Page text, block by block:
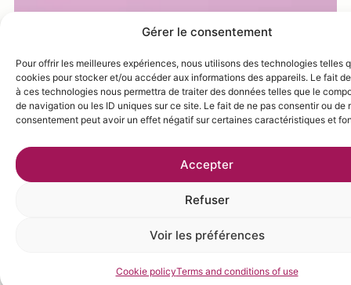
Gérer le consentement
Pour offrir les meilleures expériences, nous utilisons des technologies telles
cookies pour stocker et/ou accéder aux informations des appareils. Le fait
à ces technologies nous permettra de traiter des données telles que le
de navigation ou les ID uniques sur ce site. Le fait de ne pas consentir ou de
consentement peut avoir un effet négatif sur certaines caractéristiques et
Accepter
Refuser
Voir les préférences
Cookie policyTerms and conditions of use